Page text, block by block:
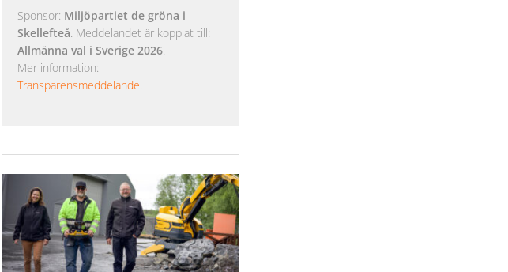
Sponsor: Miljöpartiet de gröna i
Skellefteå. Meddelandet är kopplat till:
Allmänna val i Sverige 2026.
Mer information:
Transparensmeddelande.